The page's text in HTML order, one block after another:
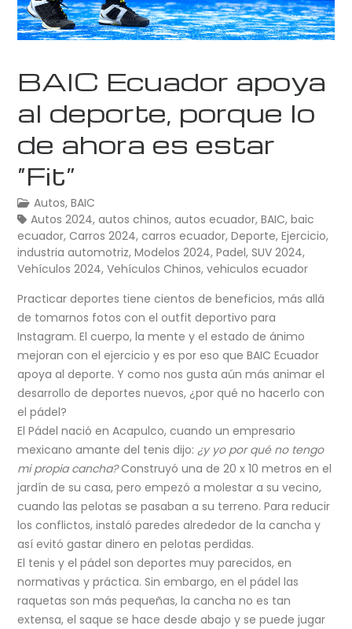
BAIC Ecuador apoya
al deporte, porque lo
de ahora es estar
“Fit”
Autos,BAIC
Autos 2024,autos chinos,autos ecuador,BAIC,baic
ecuador,Carros 2024,carros ecuador,Deporte,Ejercicio,
industria automotriz,Modelos 2024,Padel,SUV 2024,
Vehículos 2024,Vehículos Chinos,vehiculos ecuador
Practicar deportes tiene cientos de beneficios, más allá
de tomarnos fotos con el outfit deportivo para
Instagram. El cuerpo, la mente y el estado de ánimo
mejoran con el ejercicio y es por eso que BAIC Ecuador
apoya al deporte. Y como nos gusta aún más animar el
desarrollo de deportes nuevos, ¿por qué no hacerlo con
el pádel?
El Pádel nació en Acapulco, cuando un empresario
mexicano amante del tenis dijo:¿y yo por qué no tengo
mi propia cancha?Construyó una de 20 x 10 metros en el
jardín de su casa, pero empezó a molestar a su vecino,
cuando las pelotas se pasaban a su terreno. Para reducir
los conflictos, instaló paredes alrededor de la cancha y
así evitó gastar dinero en pelotas perdidas.
El tenis y el pádel son deportes muy parecidos, en
normativas y práctica. Sin embargo, en el pádel las
raquetas son más pequeñas, la cancha no es tan
extensa, el saque se hace desde abajo y se puede jugar